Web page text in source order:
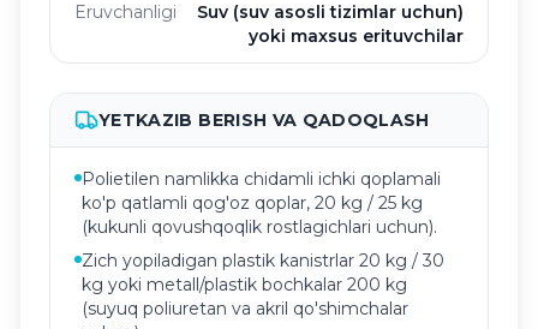
Eruvchanligi
Suv (suv asosli tizimlar uchun)
yoki maxsus erituvchilar
YETKAZIB BERISH VA QADOQLASH
Polietilen namlikka chidamli ichki qoplamali
ko'p qatlamli qog'oz qoplar, 20 kg / 25 kg
(kukunli qovushqoqlik rostlagichlari uchun).
Zich yopiladigan plastik kanistrlar 20 kg / 30
kg yoki metall/plastik bochkalar 200 kg
(suyuq poliuretan va akril qo'shimchalar